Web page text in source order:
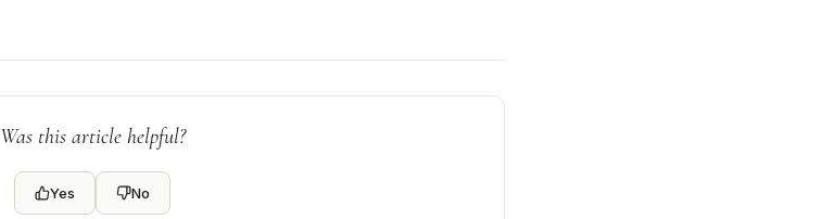
Was this article helpful?
Yes No